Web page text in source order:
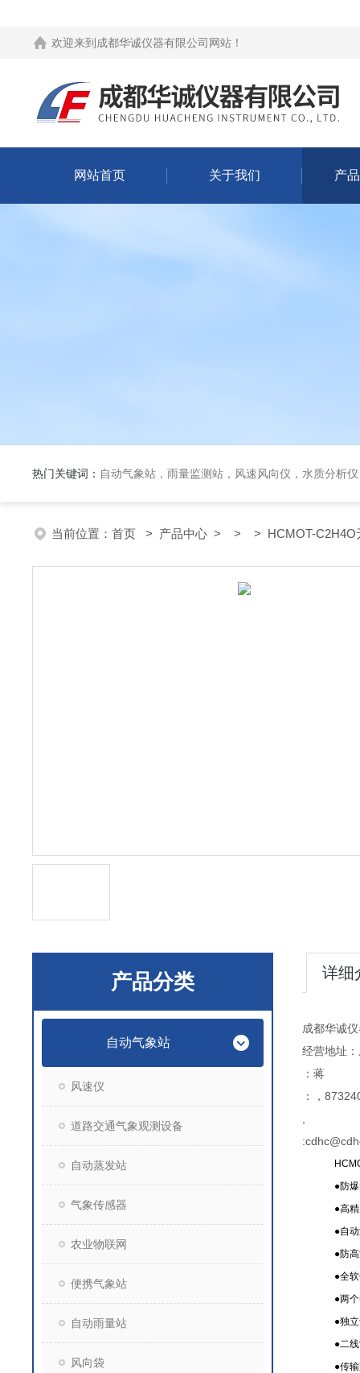
欢迎来到 成都华诚仪器有限公司网站 ！
网站首页 关于我们 产
热门关键词： 自动气象站，雨量监测站，风速风向仪，水质分析
当前位置： 首页 > 产品中心 > > > HCMOT-C2H4O
产品分类
自动气象站
风速仪
道路交通气象观测设备
自动蒸发站
气象传感器
农业物联网
便携气象站
自动雨量站
风向袋
详细
成都华诚
经营地址
：蒋
：，
●防
●高
●自
●防
●全
●两
●独
●二
●传